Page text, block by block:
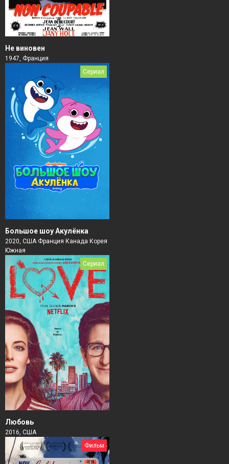
Не виновен
1947, Франция
Сериал
Большое шоу Акулёнка
2020, США Франция Канада Корея
Южная
Сериал
Любовь
2016, США
Фильм